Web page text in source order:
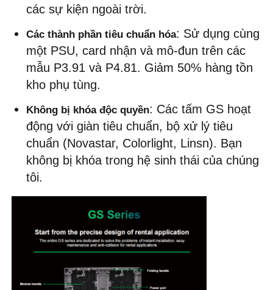
các sự kiện ngoài trời.
Các thành phần tiêu chuẩn hóa: Sử dụng cùng
một PSU, card nhận và mô-đun trên các
mẫu P3.91 và P4.81. Giảm 50% hàng tồn
kho phụ tùng.
Không bị khóa độc quyền: Các tấm GS hoạt
động với giàn tiêu chuẩn, bộ xử lý tiêu
chuẩn (Novastar, Colorlight, Linsn). Bạn
không bị khóa trong hệ sinh thái của chúng
tôi.